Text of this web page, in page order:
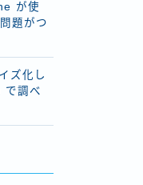
が使
題がつ
ズ化し
で調べ